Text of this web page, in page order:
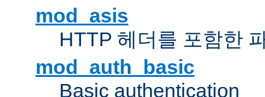
mod_asis
HTTP 헤더를 포함한
mod_auth_basic
Basic authentication